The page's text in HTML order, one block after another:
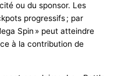
ou du sponsor. Les
progressifs ; par
Spin » peut atteindre
à la contribution de